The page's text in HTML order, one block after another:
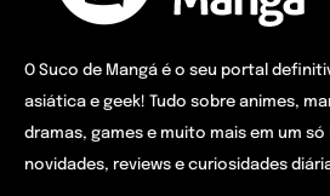
O Suco de Mangá é o seu portal
asiática e geek! Tudo sobre animes,
dramas, games e muito mais em um só
novidades, reviews e curiosidades